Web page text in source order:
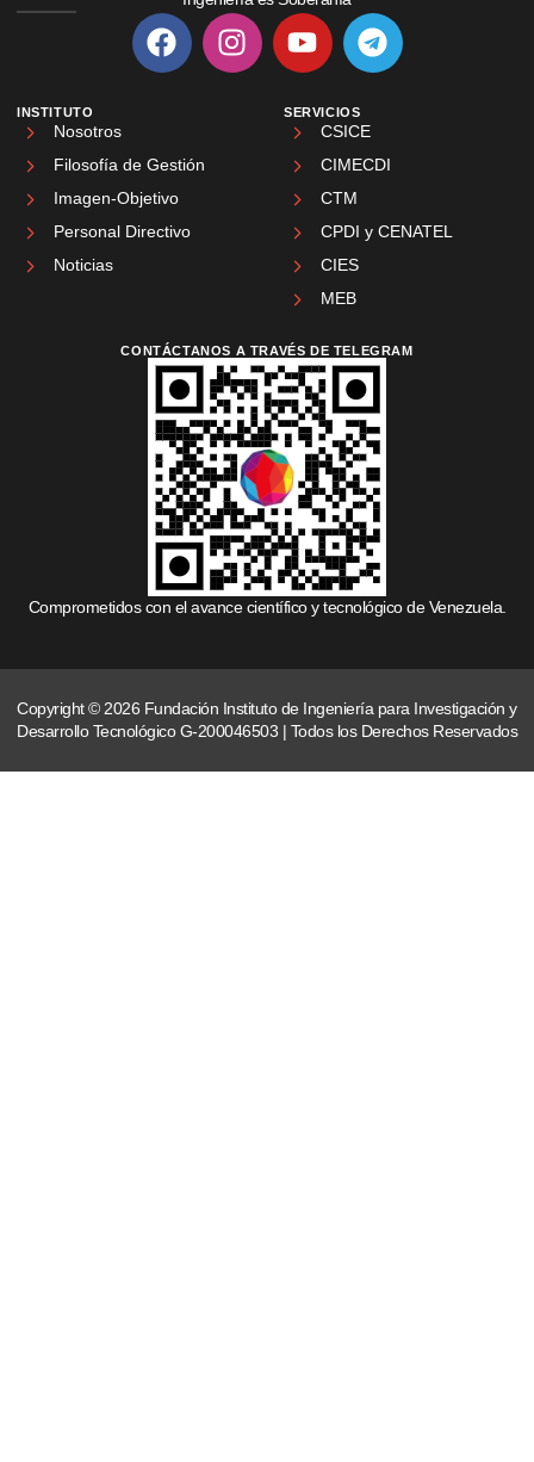
INSTITUTO
Nosotros
Filosofía de Gestión
Imagen-Objetivo
Personal Directivo
Noticias
SERVICIOS
CSICE
CIMECDI
CTM
CPDI y CENATEL
CIES
MEB
CONTÁCTANOS A TRAVÉS DE TELEGRAM
Comprometidos con el avance científico y tecnológico de Venezuela.
Copyright © 2026 Fundación Instituto de Ingeniería para Investigación y
Desarrollo Tecnológico G-200046503 | Todos los Derechos Reservados